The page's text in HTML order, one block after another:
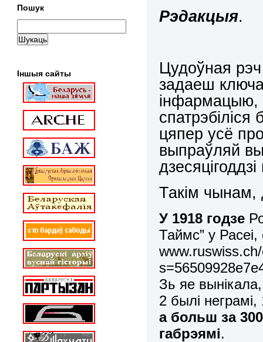
Рэдакцыя.
Цудоўная рэч
задаеш
інфармацыю,
спатрэбіліся
цяпер усё
выпраўляй
Такім
У 1918 годзе
Таймс” у Расеі,
www.ruswiss.ch/
s=56509928e7e
Зь яе
2 былі неграмі,
а больш за
габрэямі.
Пошук
Іншыя сайты